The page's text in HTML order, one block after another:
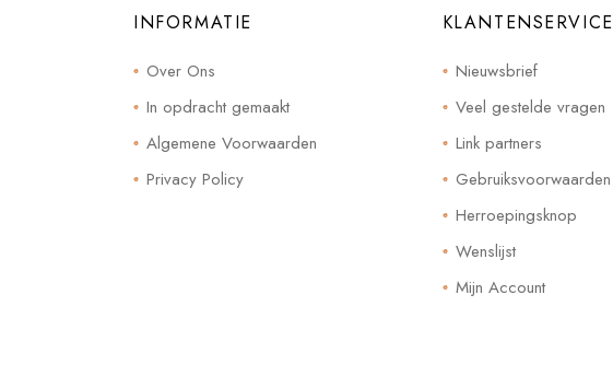
INFORMATIE
Over Ons
In opdracht gemaakt
Algemene Voorwaarden
Privacy Policy
KLANTENSERVICE
Nieuwsbrief
Veel gestelde vragen
Link partners
Gebruiksvoorwaarden
Herroepingsknop
Wenslijst
Mijn Account